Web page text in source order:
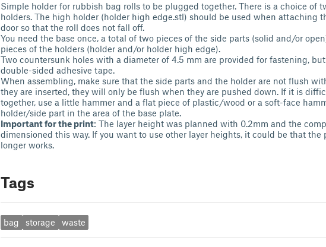
Simple holder for rubbish bag rolls to be plugged together. There is a choice of
holders. The high holder (holder high edge.stl) should be used when attaching
door so that the roll does not fall off.
You need the base once, a total of two pieces of the side parts (solid and/or
pieces of the holders (holder and/or holder high edge).
Two countersunk holes with a diameter of 4.5 mm are provided for fastening,
double-sided adhesive tape.
When assembling, make sure that the side parts and the holder are not flush
they are inserted, they will only be flush when they are pushed down. If it is
together, use a little hammer and a flat piece of plastic/wood or a soft-face
holder/side part in the area of the base plate.
Important for the print: The layer height was planned with 0.2mm and the
dimensioned this way. If you want to use other layer heights, it could be that the
longer works.
Tags
bag storage waste